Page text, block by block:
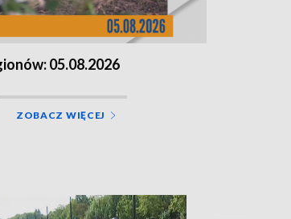
05.08.2026
ZOBACZ WIĘCEJ